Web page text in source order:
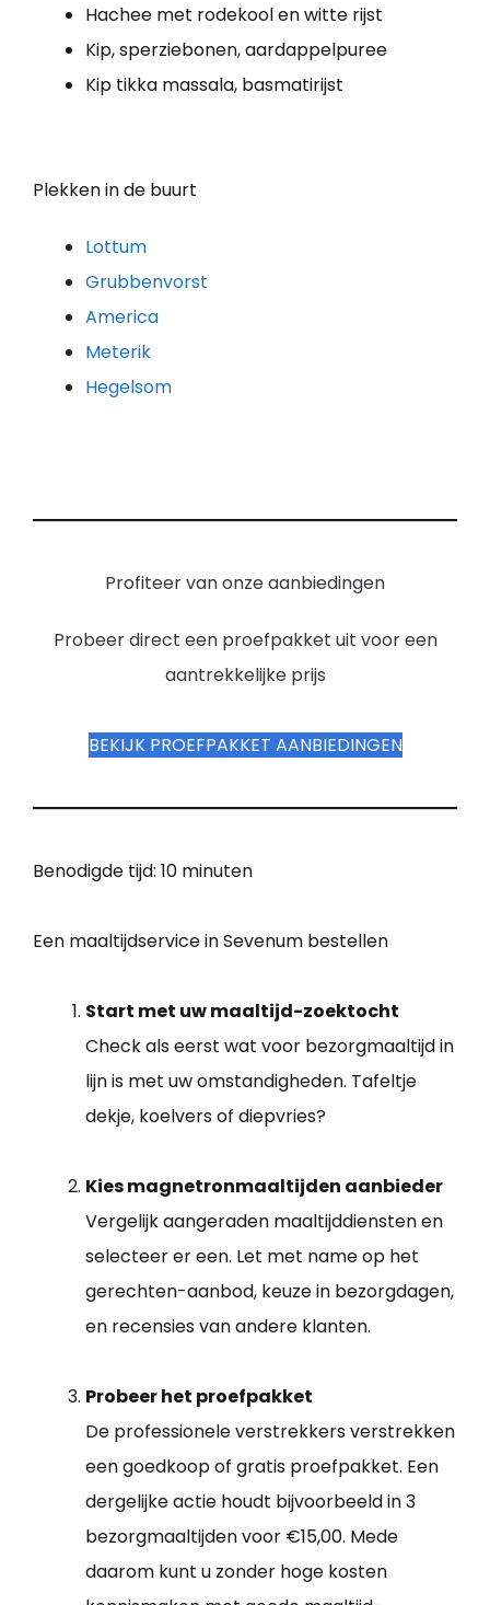
Hachee met rodekool en witte rijst
Kip, sperziebonen, aardappelpuree
Kip tikka massala, basmatirijst
Plekken in de buurt
Lottum
Grubbenvorst
America
Meterik
Hegelsom
Profiteer van onze aanbiedingen
Probeer direct een proefpakket uit voor een
aantrekkelijke prijs
BEKIJK PROEFPAKKET AANBIEDINGEN
Benodigde tijd: 10 minuten
Een maaltijdservice in Sevenum bestellen
Start met uw maaltijd-zoektocht
Check als eerst wat voor bezorgmaaltijd in
lijn is met uw omstandigheden. Tafeltje
dekje, koelvers of diepvries?
Kies magnetronmaaltijden aanbieder
Vergelijk aangeraden maaltijddiensten en
selecteer er een. Let met name op het
gerechten-aanbod, keuze in bezorgdagen,
en recensies van andere klanten.
Probeer het proefpakket
De professionele verstrekkers verstrekken
een goedkoop of gratis proefpakket. Een
dergelijke actie houdt bijvoorbeeld in 3
bezorgmaaltijden voor €15,00. Mede
daarom kunt u zonder hoge kosten